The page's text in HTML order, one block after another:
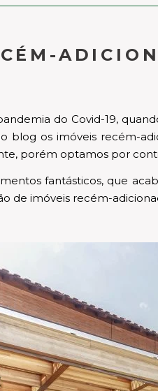
do Covid-19,
blog os imóveis recém-
porém optamos por
fantásticos, que
de imóveis recém-